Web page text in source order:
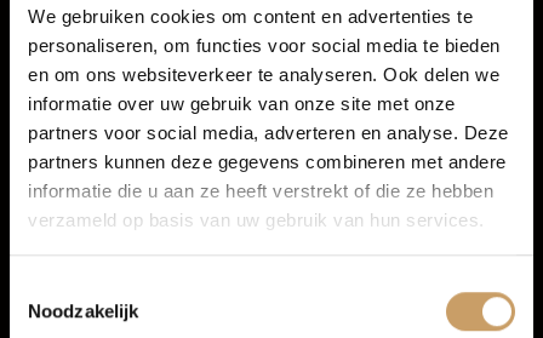
We gebruiken cookies om content en advertenties te
personaliseren, om functies voor social media te bieden
en om ons websiteverkeer te analyseren. Ook delen we
informatie over uw gebruik van onze site met onze
partners voor social media, adverteren en analyse. Deze
partners kunnen deze gegevens combineren met andere
informatie die u aan ze heeft verstrekt of die ze hebben
verzameld op basis van uw gebruik van hun services.
Noodzakelijk
Autoverzekeringen
Verkoop
Auto onderhoud